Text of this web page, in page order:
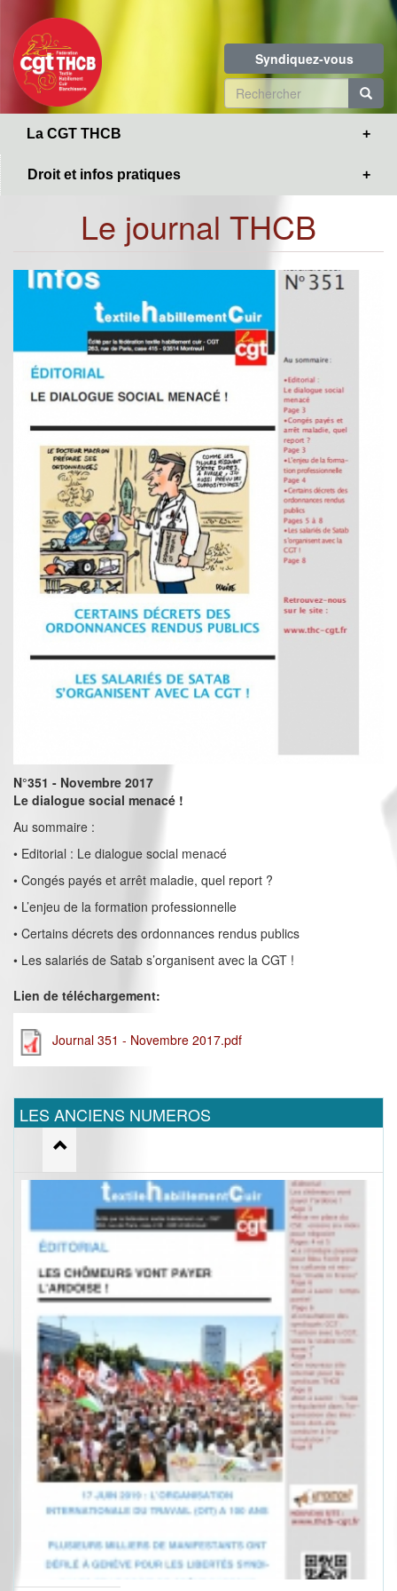
contenu
principal
Syndiquez-vous
Formulaire
de
La CGT THCB
Droit et infos pratiques
Le journal THCB
N°351 - Novembre 2017
Le dialogue social menacé !
Au sommaire :
• Editorial : Le dialogue social menacé
• Congés payés et arrêt maladie, quel report ?
• L’enjeu de la formation professionnelle
• Certains décrets des ordonnances rendus publics
• Les salariés de Satab s’organisent avec la CGT !
Lien de téléchargement:
Journal 351 - Novembre 2017.pdf
LES ANCIENS NUMEROS